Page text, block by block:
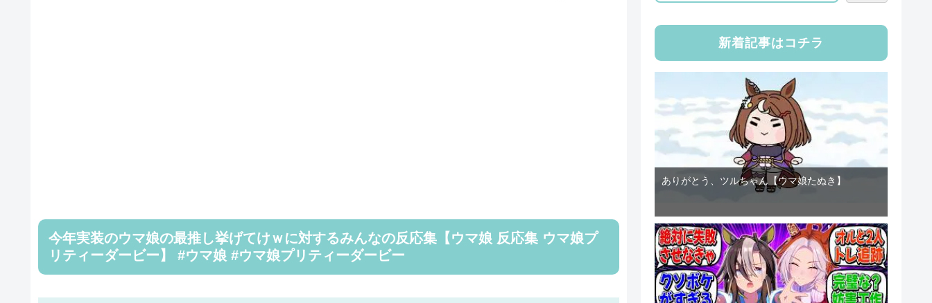
今年実装のウマ娘の最推し挙げてけｗに対するみんなの反応集【ウマ娘 反応集 ウマ娘プ
リティーダービー】 #ウマ娘 #ウマ娘プリティーダービー
新着記事はコチラ
ありがとう、ツルちゃん【ウマ娘たぬき】